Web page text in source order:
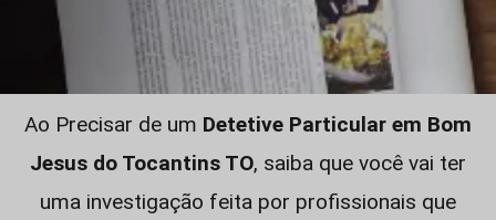
Ao Precisar de um Detetive Particular em Bom
Jesus do Tocantins TO, saiba que você vai ter
uma investigação feita por profissionais que